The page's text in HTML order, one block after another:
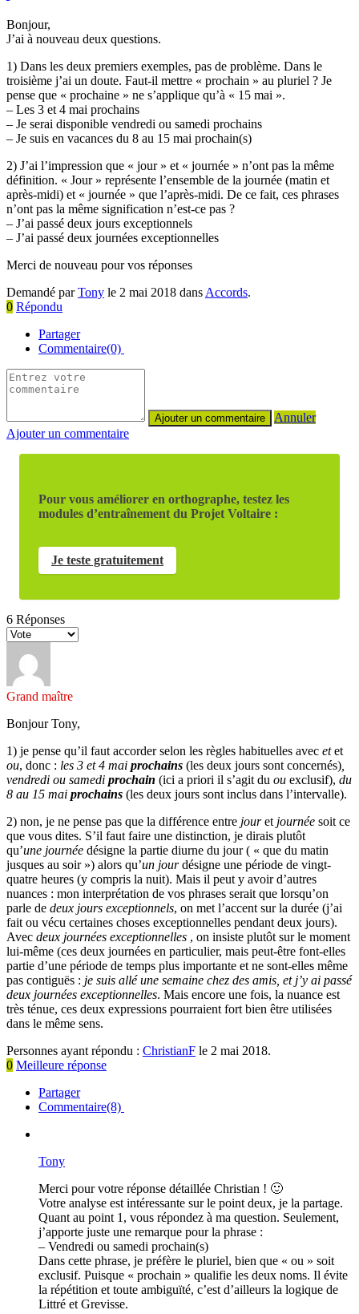
Bonjour,
J’ai à nouveau deux questions.
1) Dans les deux premiers exemples, pas de problème. Dans le
troisième j’ai un doute. Faut-il mettre « prochain » au pluriel ? Je
pense que « prochaine » ne s’applique qu’à « 15 mai ».
– Les 3 et 4 mai prochains
– Je serai disponible vendredi ou samedi prochains
– Je suis en vacances du 8 au 15 mai prochain(s)
2) J’ai l’impression que « jour » et « journée » n’ont pas la même
définition. « Jour » représente l’ensemble de la journée (matin et
après-midi) et « journée » que l’après-midi. De ce fait, ces phrases
n’ont pas la même signification n’est-ce pas ?
– J’ai passé deux jours exceptionnels
– J’ai passé deux journées exceptionnelles
Merci de nouveau pour vos réponses
Demandé parTony le 2 mai 2018 dans Accords.
0 Répondu
Partager
Commentaire(0)
Annuler
Ajouter un commentaire
Pour vous améliorer en orthographe, testez les
modules d’entraînement du Projet Voltaire :
Je teste gratuitement
6 Réponses
Grand maître
Bonjour Tony,
1) je pense qu’il faut accorder selon les règles habituelles avec etet
ou, donc : les 3 et 4 mai prochains (les deux jours sont concernés)
vendredi ou samedi prochain (ici a priori il s’agit du ou exclusif), du
8 au 15 mai prochains (les deux jours sont inclus dans l’intervalle).
2) non, je ne pense pas que la différence entre jouret journée soit ce
que vous dites. S’il faut faire une distinction, je dirais plutôt
qu’une journée désigne la partie diurne du jour ( « que du matin
jusques au soir ») alors qu’un jourdésigne une période de vingt-
quatre heures (y compris la nuit). Mais il peut y avoir d’autres
nuances : mon interprétation de vos phrases serait que lorsqu’on
parle de deux jours exceptionnels, on met l’accent sur la durée (j’ai
fait ou vécu certaines choses exceptionnelles pendant deux jours).
Avec deux journées exceptionnelles , on insiste plutôt sur le moment
lui-même (ces deux journées en particulier, mais peut-être font-elles
partie d’une période de temps plus importante et ne sont-elles même
pas contiguës : je suis allé une semaine chez des amis, et j’y ai passé
deux journées exceptionnelles. Mais encore une fois, la nuance est
très ténue, ces deux expressions pourraient fort bien être utilisées
dans le même sens.
Personnes ayant répondu : ChristianF le 2 mai 2018.
0 Meilleure réponse
Partager
Commentaire(8)
Tony
Merci pour votre réponse détaillée Christian ! 🙂
Votre analyse est intéressante sur le point deux, je la partage.
Quant au point 1, vous répondez à ma question. Seulement,
j’apporte juste une remarque pour la phrase :
– Vendredi ou samedi prochain(s)
Dans cette phrase, je préfère le pluriel, bien que « ou » soit
exclusif. Puisque « prochain » qualifie les deux noms. Il évite
la répétition et toute ambiguïté, c’est d’ailleurs la logique de
Littré et Grevisse.